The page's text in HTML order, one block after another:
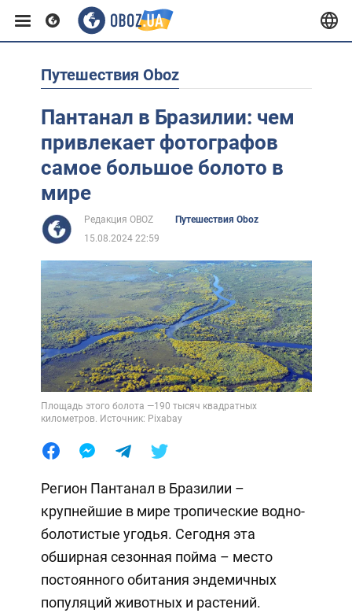
Европа
США
Азия
Африка
Жизнь
Лайфхаки
Путешествия Oboz
Пантанал в Бразилии: чем
привлекает фотографов
самое большое болото в
мире
Редакция OBOZ
Путешествия Oboz
15.08.2024 22:59
Площадь этого болота —190 тысяч квадратных
километров. Источник: Pixabay
Регион Пантанал в Бразилии –
крупнейшие в мире тропические водно-
болотистые угодья. Сегодня эта
обширная сезонная пойма – место
постоянного обитания эндемичных
популяций животных и растений.